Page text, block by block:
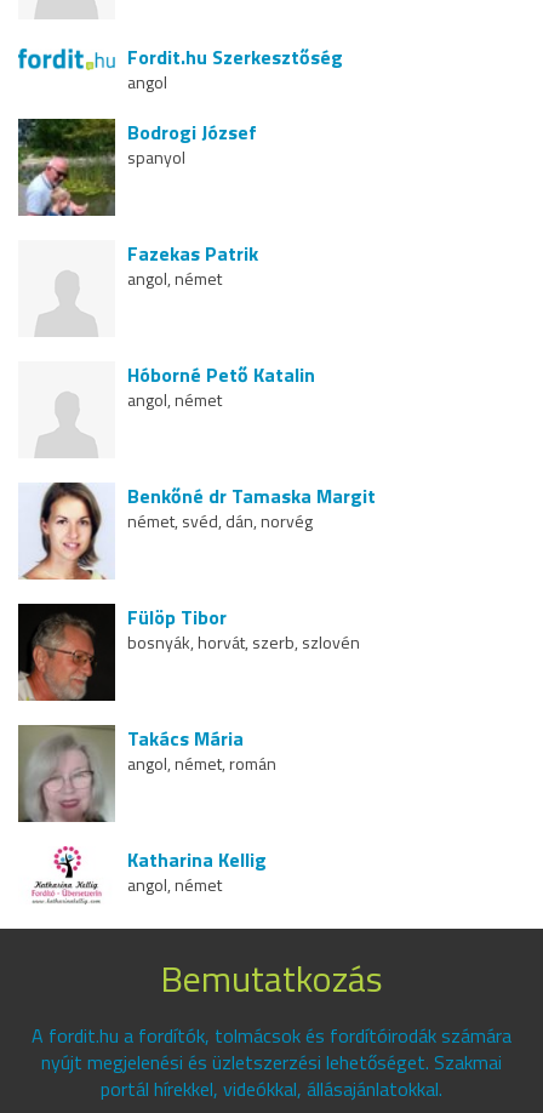
Fordit.hu Szerkesztőség
angol
Bodrogi József
spanyol
Fazekas Patrik
angol, német
Hóborné Pető Katalin
angol, német
Benkőné dr Tamaska Margit
német, svéd, dán, norvég
Fülöp Tibor
bosnyák, horvát, szerb, szlovén
Takács Mária
angol, német, román
Katharina Kellig
angol, német
Bemutatkozás
A fordit.hu a fordítók, tolmácsok és fordítóirodák számára
nyújt megjelenési és üzletszerzési lehetőséget. Szakmai
portál hírekkel, videókkal, állásajánlatokkal.